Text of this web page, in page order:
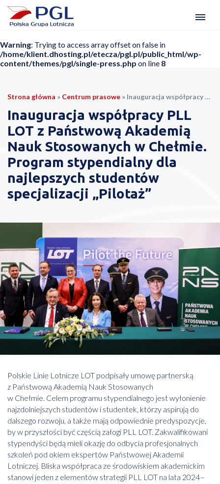
Warning: Trying to access array offset on false in
/home/klient.dhosting.pl/etecza/pgl.pl/public_html/wp-
content/themes/pgl/single-press.php on line 8
Strona główna » Centrum prasowe » Inauguracja współpracy PLL LOT z Państwową Akademią Nauk Stosowanych w Chełmie. Program stypendialny dla najlepszych studentów specjalizacji „Pilotaż”
Inauguracja współpracy PLL
LOT z Państwową Akademią
Nauk Stosowanych w Chełmie.
Program stypendialny dla
najlepszych studentów
specjalizacji „Pilotaż”
Polskie Linie Lotnicze LOT podpisały umowę partnerską
z Państwową Akademią Nauk Stosowanych
w Chełmie. Celem programu stypendialnego jest wyłonienie
najzdolniejszych studentów i studentek, którzy aspirują do
dalszego rozwoju, a także mają odpowiednie predyspozycje,
by w przyszłości być częścią załogi PLL LOT. Zakwalifikowani
stypendyści będą mieli okazję do odbycia profesjonalnych
szkoleń pod okiem ekspertów Państwowej Akademii
Lotniczej. Bliska współpraca ze środowiskiem akademickim
stanowi jeden z elementów strategii PLL LOT na lata 2024 –